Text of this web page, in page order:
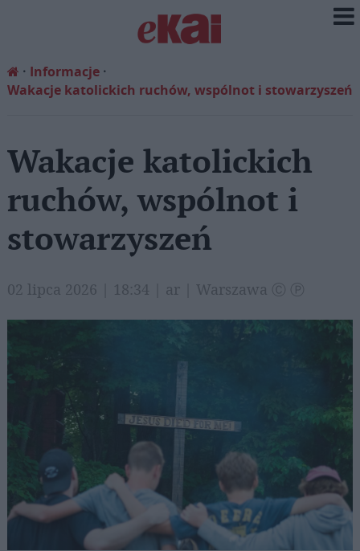
Informacje
Wakacje katolickich ruchów, wspólnot i stowarzyszeń
Wakacje katolickich
ruchów, wspólnot i
stowarzyszeń
02 lipca 2026 | 18:34 | ar | Warszawa Ⓒ Ⓟ